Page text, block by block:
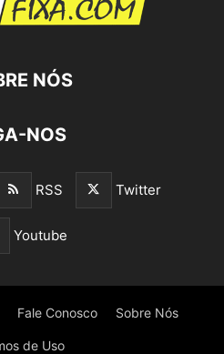
NÓS
NOS
RSS Twitter
Youtube
Fale Conosco Sobre Nós
de Uso